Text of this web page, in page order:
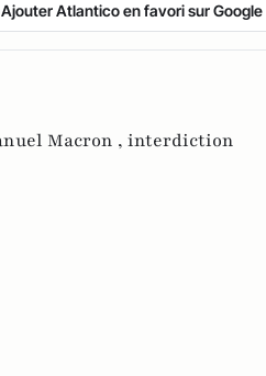
Ajouter Atlantico en favori sur Google
Macron , interdiction